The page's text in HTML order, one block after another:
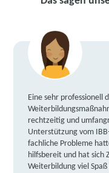
Eine sehr professionell
rechtzeitig und
Unterstützung vom
fachliche Probleme
hilfsbereit und hat sich
Weiterbildung viel